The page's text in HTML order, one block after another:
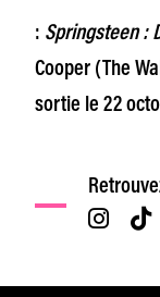
: Springsteen :
Cooper (The
sortie le 22